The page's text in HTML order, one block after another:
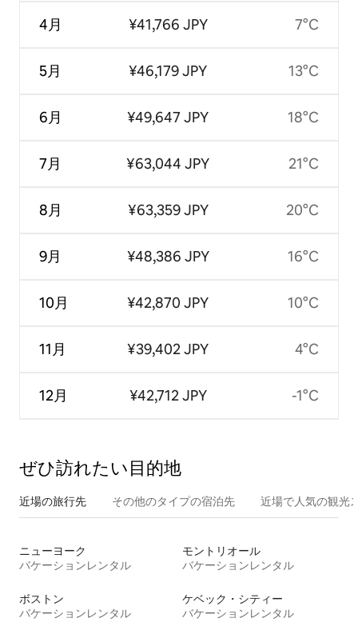
4月
5月
6月
7月
8月
9月
10月
11月
12月
¥41,766 JPY
¥46,179 JPY
¥49,647 JPY
¥63,044 JPY
¥63,359 JPY
¥48,386 JPY
¥42,870 JPY
¥39,402 JPY
¥42,712 JPY
7°C
13°C
18°C
21°C
20°C
16°C
10°C
4°C
-1°C
ぜひ訪⁠れ⁠た⁠い目⁠的⁠地
近場の旅行先 その他のタ⁠イ⁠プ⁠の宿⁠泊⁠先 近場で人気の観光
ニューヨーク
バケーションレンタル
モントリオール
バケーションレンタル
ボストン
バケーションレンタル
ケベック・シティー
バケーションレンタル